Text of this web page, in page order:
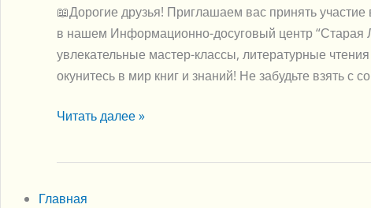
📖Дорогие друзья! Приглашаем вас принять
в нашем Информационно-досуговый центр “Старая
увлекательные мастер-классы, литературные
окунитесь в мир книг и знаний! Не забудьте взять с
Читать далее »
Главная